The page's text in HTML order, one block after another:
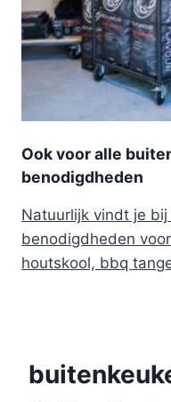
Ook voor alle
benodigdheden
Natuurlijk vindt je bij
benodigdheden
houtskool, bbq